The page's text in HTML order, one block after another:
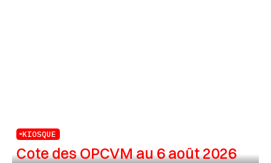
KIOSQUE
Cote des OPCVM au 6 août 2026